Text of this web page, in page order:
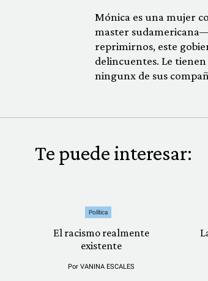
Mónica es una mujer
master
reprimirnos, este
delincuentes. Le
ningunx de sus
Te puede interesar:
Política
El racismo realmente
existente
PorVANINA ESCALES